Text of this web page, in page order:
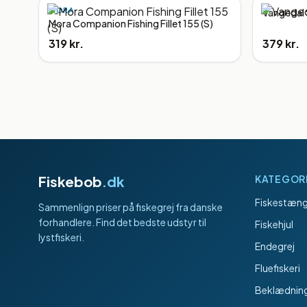
MORA
Mora Companion Fishing Fillet 155 (S)
319 kr.
Vangedal
379 kr.
Fiskebob.dk
Sammenlign priser på fiskegrej fra danske
forhandlere. Find det bedste udstyr til
lystfiskeri.
Fiskehjul
Endegrej
Fluefiskeri